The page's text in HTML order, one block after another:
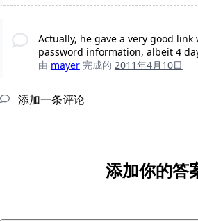
Actually, he gave a very good
password information, albeit 4
由 mayer 完成的 2011年4月10日
添加一条评论
添加你的答